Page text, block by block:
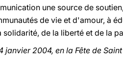
une source de
de vie et d'amour, à
solidarité, de la liberté et de la
janvier 2004, en la Fête de